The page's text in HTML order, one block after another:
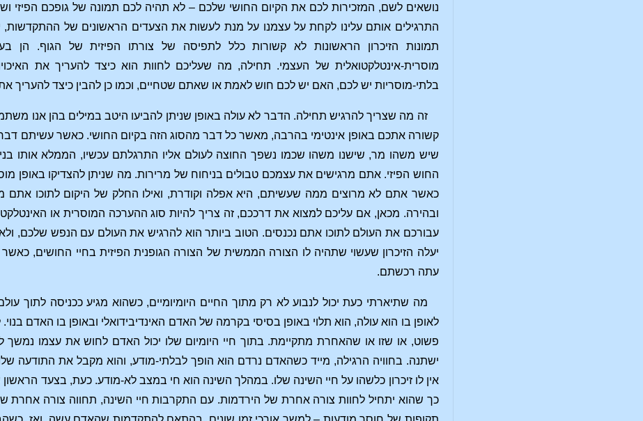
נושאים לשם, המזכירות לכם את הקיום החושי שלכם – לא תהיה לכם תמונה של גופכם הפיזי ושל
התרגילים אותם עלינו לקחת על עצמנו על מנת לעשות את הצעדים הראשונים של
תמונות הזיכרון הראשונות לא קשורות כלל לתפיסה של צורתו הפיזית של הגוף. הן
מוסרית-אינטלקטואלית של העצמי. תחילה, מה שעליכם לחוות הוא כיצד להעריך את
בלתי-מוסריות יש לכם, האם יש לכם חוש לאמת או שאתם שטחיים, וכמו כן להבין כיצד להעריך
זה מה שצריך להרגיש תחילה. הדבר לא עולה באופן שניתן להביעו היטב במילים בהן אנו
קשורה אתכם באופן אינטימי בהרבה, מאשר כל דבר מהסוג הזה בקיום החושי. כאשר עשיתם
החוש הפיזי. אתם מרגישים את עצמכם טבולים בניחוח של מרירות. מה שניתן להצדיקו באופן
כאשר אתם לא מרוצים ממה שעשיתם, היא אפלה וקודרת, ואילו החלק של היקום לתוכו אתם
ובהירה. מכאן, אם עליכם למצוא את דרככם, זה צריך להיות סוג ההערכה המוסרית או
עבורכם את העולם לתוכו אתם נכנסים. הטוב ביותר הוא להרגיש את העולם עם הנפש שלכם,
יעלה הזיכרון שעשוי שתהיה לו הצורה הממשית של הצורה הגופנית הפיזית בחיי החושים,
עתה רכשתם.
מה שתיארתי כעת יכול לנבוע לא רק מתוך החיים היומיומיים, כשהוא מגיע ככניסה לתוך
לאופן בו הוא עולה, הוא תלוי באופן בסיסי בקרמה של האדם האינדיבידואלי ובאופן בו האדם
פשוט, או שזו או שהאחרת מתקיימת. בתוך חיי היומיום שלו יכול האדם לחוש את עצמו נמשך
ישתנה. בחוויה הרגילה, מייד כשהאדם נרדם הוא הופך לבלתי-מודע, והוא מקבל את התודעה
אין לו זיכרון כלשהו על חיי השינה שלו. במהלך השינה הוא חי במצב לא-מודע. כעת, בצעד
כך שהוא יתחיל לחוות צורה אחרת של הירדמות. עם התקרבות חיי השינה, תחווה צורה אחרת